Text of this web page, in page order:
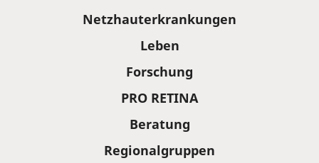
Netzhauterkrankungen
Leben
Forschung
PRO RETINA
Beratung
Regionalgruppen